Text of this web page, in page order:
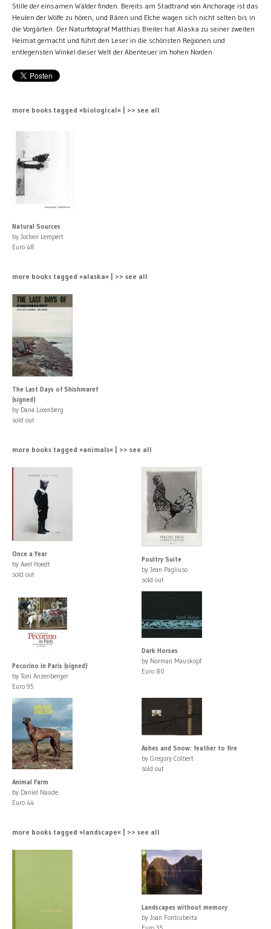
Stille der einsamen Wälder finden. Bereits am Stadtrand von Anchorage ist das
Heulen der Wölfe zu hören, und Bären und Elche wagen sich nicht selten bis in
die Vorgärten. Der Naturfotograf Matthias Breiter hat Alaska zu seiner zweiten
Heimat gemacht und führt den Leser in die schönsten Regionen und
entlegensten Winkel dieser Welt der Abenteuer im hohen Norden.
more books tagged »biological« | >> see all
Natural Sources
by Jochen Lempert
Euro 48
more books tagged »alaska« | >> see all
The Last Days of Shishmaref
(signed)
by Dana Lixenberg
sold out
more books tagged »animals« | >> see all
Once a Year
by Axel Hoedt
sold out
Poultry Suite
by Jean Pagliuso
sold out
Pecorino in Paris (signed)
by Toni Anzenberger
Euro 95
Dark Horses
by Norman Mauskopf
Euro 80
Animal Farm
by Daniel Naude
Euro 44
Ashes and Snow: feather to fire
by Gregory Colbert
sold out
more books tagged »landscape« | >> see all
Landscapes without memory
by Joan Fontcuberta